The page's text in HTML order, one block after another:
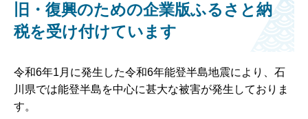
旧・復興のための企業版ふるさと納
税を受け付けています
令和6年1月に発生した令和6年能登半島地震により、石
川県では能登半島を中心に甚大な被害が発生しておりま
す。